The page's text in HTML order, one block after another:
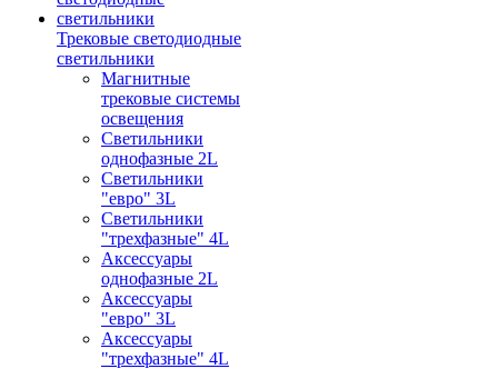
Трековые светодиодные
светильники
Магнитные
трековые системы
освещения
Светильники
однофазные 2L
Светильники
"евро" 3L
Светильники
"трехфазные" 4L
Аксессуары
однофазные 2L
Аксессуары
"евро" 3L
Аксессуары
"трехфазные" 4L